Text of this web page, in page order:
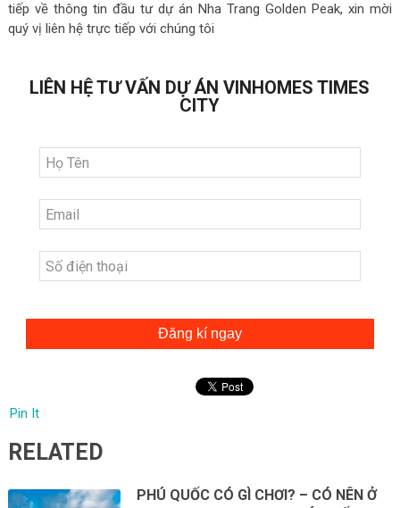
tiếp về thông tin đầu tư dự án Nha Trang Golden Peak, xin mời
quý vị liên hệ trực tiếp với chúng tôi
LIÊN HỆ TƯ VẤN DỰ ÁN VINHOMES TIMES
CITY
Đăng kí ngay
Pin It
RELATED
PHÚ QUỐC CÓ GÌ CHƠI? – CÓ NÊN Ở